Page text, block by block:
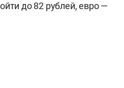
до 82 рублей, евро —